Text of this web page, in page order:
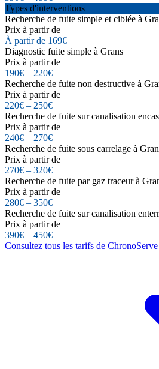
Types d'interventions
Recherche de fuite simple et ciblée à
Prix à partir de
À partir de 169€
Diagnostic fuite simple à Grans
Prix à partir de
190€ – 220€
Recherche de fuite non destructive à
Prix à partir de
220€ – 250€
Recherche de fuite sur canalisation
Prix à partir de
240€ – 270€
Recherche de fuite sous carrelage à
Prix à partir de
270€ – 320€
Recherche de fuite par gaz traceur à
Prix à partir de
280€ – 350€
Recherche de fuite sur canalisation
Prix à partir de
390€ – 450€
Consultez tous les tarifs de